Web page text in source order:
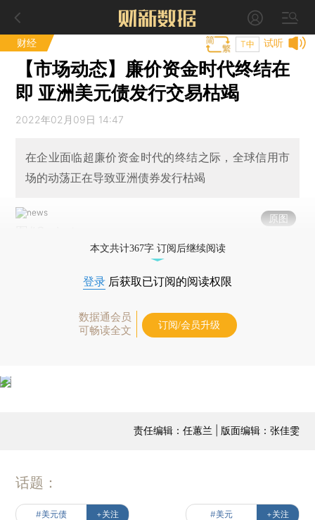
财经 试听
T中
【市场动态】廉价资金时代终结在
即 亚洲美元债发行交易枯竭
2022年02月09日 14:47
在企业面临超廉价资金时代的终结之际，全球信用市
场的动荡正在导致亚洲债券发行枯竭
原图
本文共计367字 订阅后继续阅读
登录 后获取已订阅的阅读权限
数据通会员
可畅读全文
订阅/会员升级
责任编辑：任蕙兰 | 版面编辑：张佳雯
话题：
#美元债 +关注 #美元 +关注